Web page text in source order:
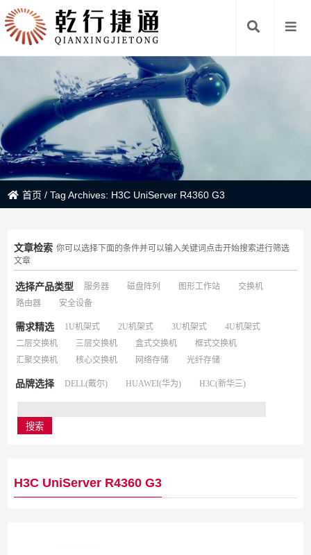
首页 /Tag Archives: H3C UniServer R4360 G3
文章检索 你可以选择下面的条件并可以输入关键词点击开始搜索进行筛选
文章
选择产品类型 服务器 磁盘阵列 图形工作站
交换机
路由器
安全设备
需求精选 1U机架式 2U机架式 3U机架式
4U机架式
二层交换机
三层交换机 盒式交换机
框式交换机
汇聚交换机
核心交换机 网络存储 光纤存储
品牌选择 DELL(戴尔) HUAWEI(华为) H3C(新华三)
H3C UniServer R4360 G3